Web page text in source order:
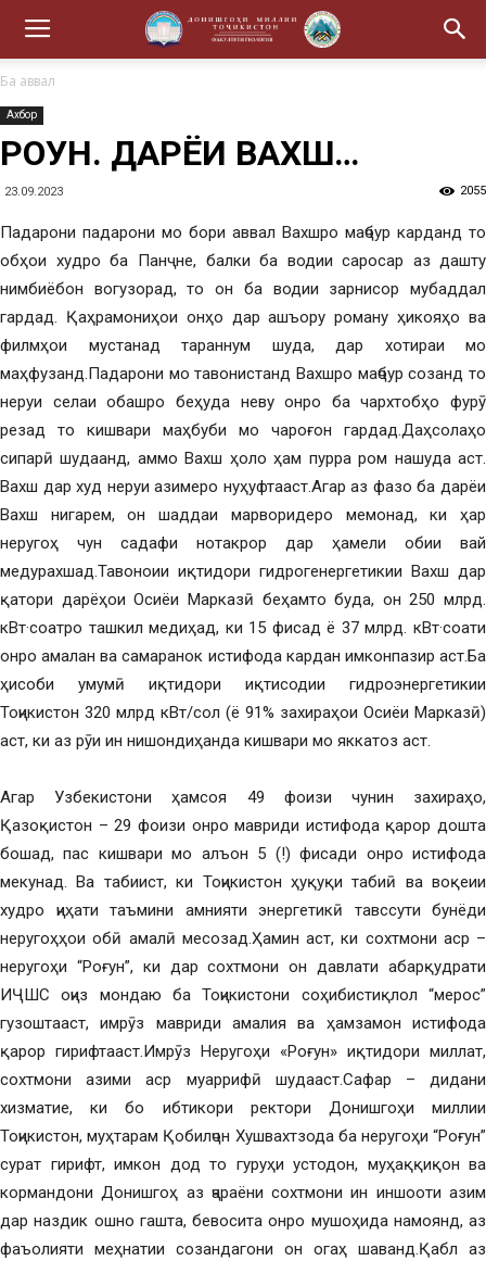
Ба аввал
Ахбор
РОҒУН. ДАРЁИ ВАХШ…
23.09.2023 2055
Падарони падарони мо бори аввал Вахшро маҷбур карданд то
обҳои худро ба Панҷ не, балки ба водии саросар аз дашту
нимбиёбон вогузорад, то он ба водии зарнисор мубаддал
гардад. Қаҳрамониҳои онҳо дар ашъору роману ҳикояҳо ва
филмҳои мустанад тараннум шуда, дар хотираи мо
маҳфузанд.Падарони мо тавонистанд Вахшро маҷбур созанд то
неруи селаи обашро беҳуда неву онро ба чархтобҳо фурӯ
резад то кишвари маҳбуби мо чароғон гардад.Даҳсолаҳо
сипарӣ шудаанд, аммо Вахш ҳоло ҳам пурра ром нашуда аст.
Вахш дар худ неруи азимеро нуҳуфтааст.Агар аз фазо ба дарёи
Вахш нигарем, он шаддаи марворидеро мемонад, ки ҳар
неругоҳ чун садафи нотакрор дар ҳамели обии вай
медурахшад.Тавоноии иқтидори гидрогенергетикии Вахш дар
қатори дарёҳои Осиёи Марказӣ беҳамто буда, он 250 млрд.
кВт·соатро ташкил медиҳад, ки 15 фисад ё 37 млрд. кВт·соати
онро амалан ва самаранок истифода кардан имконпазир аст.Ба
ҳисоби умумӣ иқтидори иқтисодии гидроэнергетикии
Тоҷикистон 320 млрд кВт/сол (ё 91% захираҳои Осиёи Марказӣ)
аст, ки аз рӯи ин нишондиҳанда кишвари мо яккатоз аст.
Агар Узбекистони ҳамсоя 49 фоизи чунин захираҳо,
Қазоқистон – 29 фоизи онро мавриди истифода қарор дошта
бошад, пас кишвари мо алъон 5 (!) фисади онро истифода
мекунад. Ва табиист, ки Тоҷикистон ҳуқуқи табиӣ ва воқеии
худро ҷиҳати таъмини амнияти энергетикӣ тавссути бунёди
неругоҳҳои обӣ амалӣ месозад.Ҳамин аст, ки сохтмони аср –
неругоҳи “Роғун”, ки дар сохтмони он давлати абарқудрати
ИҶШС оҷиз мондаю ба Тоҷикистони соҳибистиқлол “мерос”
гузоштааст, имрӯз мавриди амалия ва ҳамзамон истифода
қарор гирифтааст.Имрӯз Неругоҳи «Роғун» иқтидори миллат,
сохтмони азими аср муаррифӣ шудааст.Сафар – дидани
хизматие, ки бо ибтикори ректори Донишгоҳи миллии
Тоҷикистон, муҳтарам Қобилҷон Хушвахтзода ба неругоҳи “Роғун”
сурат гирифт, имкон дод то гуруҳи устодон, муҳаққиқон ва
кормандони Донишгоҳ аз ҷараёни сохтмони ин иншооти азим
дар наздик ошно гашта, бевосита онро мушоҳида намоянд, аз
фаъолияти меҳнатии созандагони он огаҳ шаванд.Қабл аз